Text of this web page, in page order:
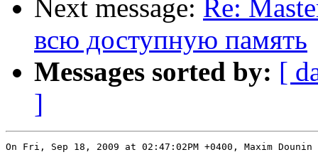
Next message: Re:
всю доступную память
Messages sorted by: [
]
On Fri, Sep 18, 2009 at 02:47:02PM +0400, Maxim